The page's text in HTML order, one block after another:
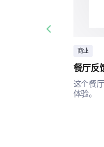
商业
餐厅反
这个餐
体验。
Previous slide